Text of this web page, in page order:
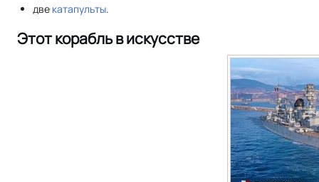
две катапульты.
Этот корабль в искусстве